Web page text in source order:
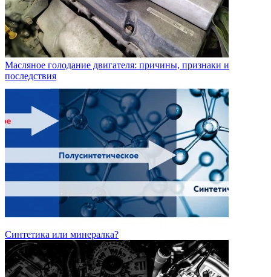
Масляное голодание двигателя: причины, признаки и
последствия
Синтетика или минералка?